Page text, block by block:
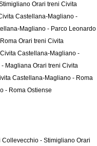
Orari treni Civita
Castellana-Magliano -
Magliano - Parco Leonardo
Orari treni Civita
Castellana-Magliano -
- Magliana Orari treni Civita
Castellana-Magliano - Roma
- Roma Ostiense
Collevecchio - Stimigliano Orari